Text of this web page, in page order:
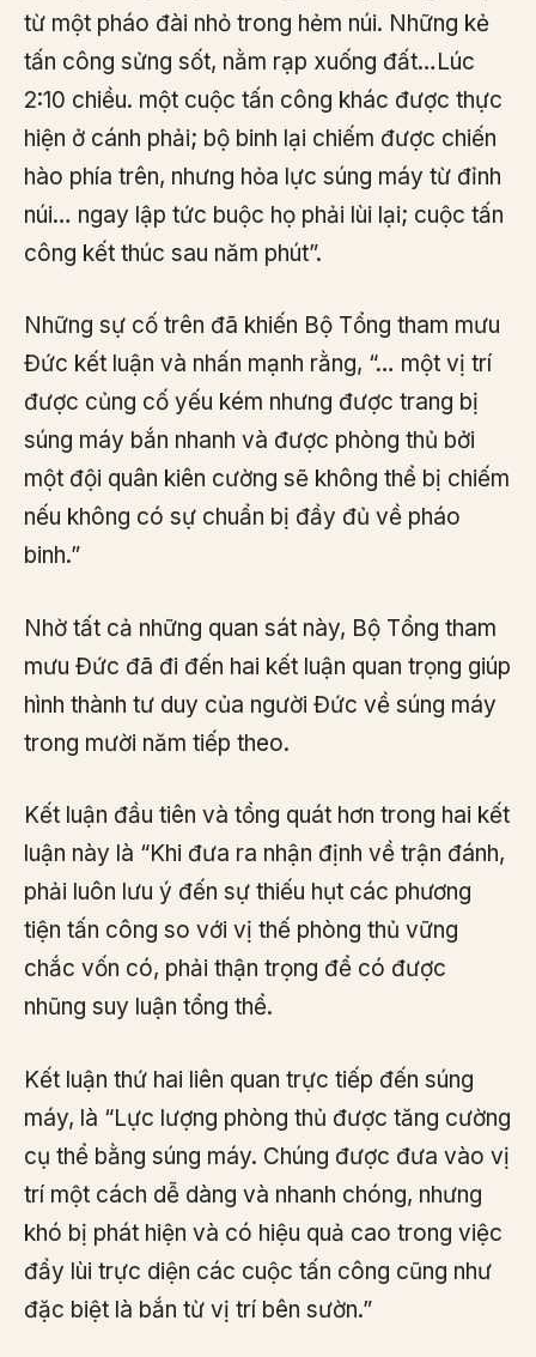
từ một pháo đài nhỏ trong hẻm núi. Những kẻ
tấn công sửng sốt, nằm rạp xuống đất…Lúc
2:10 chiều. một cuộc tấn công khác được thực
hiện ở cánh phải; bộ binh lại chiếm được chiến
hào phía trên, nhưng hỏa lực súng máy từ đỉnh
núi… ngay lập tức buộc họ phải lùi lại; cuộc tấn
công kết thúc sau năm phút”.
Những sự cố trên đã khiến Bộ Tổng tham mưu
Đức kết luận và nhấn mạnh rằng, “… một vị trí
được củng cố yếu kém nhưng được trang bị
súng máy bắn nhanh và được phòng thủ bởi
một đội quân kiên cường sẽ không thể bị chiếm
nếu không có sự chuẩn bị đầy đủ về pháo
binh.”
Nhờ tất cả những quan sát này, Bộ Tổng tham
mưu Đức đã đi đến hai kết luận quan trọng giúp
hình thành tư duy của người Đức về súng máy
trong mười năm tiếp theo.
Kết luận đầu tiên và tổng quát hơn trong hai kết
luận này là “Khi đưa ra nhận định về trận đánh,
phải luôn lưu ý đến sự thiếu hụt các phương
tiện tấn công so với vị thế phòng thủ vững
chắc vốn có, phải thận trọng để có được
nhũng suy luận tổng thể.
Kết luận thứ hai liên quan trực tiếp đến súng
máy, là “Lực lượng phòng thủ được tăng cường
cụ thể bằng súng máy. Chúng được đưa vào vị
trí một cách dễ dàng và nhanh chóng, nhưng
khó bị phát hiện và có hiệu quả cao trong việc
đẩy lùi trực diện các cuộc tấn công cũng như
đặc biệt là bắn từ vị trí bên sườn.”